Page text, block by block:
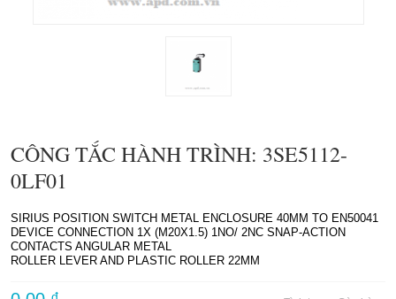
CÔNG TẮC HÀNH TRÌNH: 3SE5112-
0LF01
SIRIUS POSITION SWITCH METAL ENCLOSURE 40MM TO EN50041
DEVICE CONNECTION 1X (M20X1.5) 1NO/ 2NC SNAP-ACTION
CONTACTS ANGULAR METAL
ROLLER LEVER AND PLASTIC ROLLER 22MM